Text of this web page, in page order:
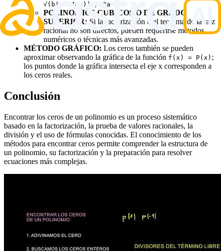
√(b² – 4ac)) / 2a
POLINOMIOS CÚBICOS O DE GRADO
SUPERIOR: Si la factorización o el teorema de la raíz
racional no son directos, pueden requerirse métodos
numéricos o técnicas más avanzadas.
MÉTODO GRÁFICO: Los ceros también se pueden
aproximar observando la gráfica de la función f(x) = P(x) ;
los puntos donde la gráfica intersecta el eje x corresponden a
los ceros reales.
Conclusión
Encontrar los ceros de un polinomio es un proceso sistemático
basado en la factorización, la prueba de valores racionales, la
división y el uso de fórmulas conocidas. El conocimiento de los
métodos para encontrar ceros permite comprender la estructura de
un polinomio, su factorización y la preparación para resolver
ecuaciones más complejas.